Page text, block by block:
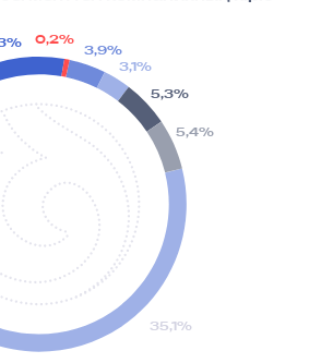
35,1%
3,9%
0,2%
3,1%
5,4%
5,3%